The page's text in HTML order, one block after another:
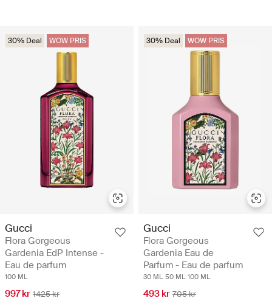
30% Deal WOW PRIS
Gucci
Flora Gorgeous
Gardenia EdP Intense -
Eau de parfum
100 ML
997 kr 1425 kr
30% Deal WOW PRIS
Gucci
Flora Gorgeous
Gardenia Eau de
Parfum - Eau de parfum
30 ML 50 ML 100 ML
493 kr 705 kr